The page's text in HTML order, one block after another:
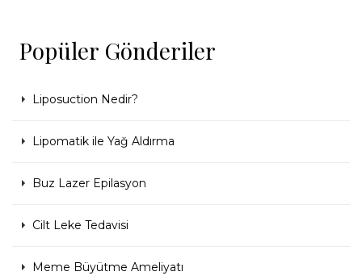
Popüler Gönderiler
Liposuction Nedir?
Lipomatik ile Yağ Aldırma
Buz Lazer Epilasyon
Cilt Leke Tedavisi
Meme Büyütme Ameliyatı